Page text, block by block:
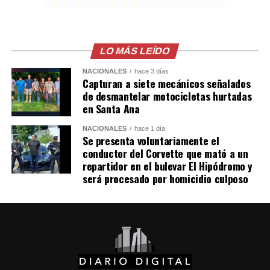
LO MÁS LEÍDO
NACIONALES hace 3 días
Capturan a siete mecánicos señalados
de desmantelar motocicletas hurtadas
en Santa Ana
NACIONALES hace 1 día
Se presenta voluntariamente el
conductor del Corvette que mató a un
repartidor en el bulevar El Hipódromo y
será procesado por homicidio culposo